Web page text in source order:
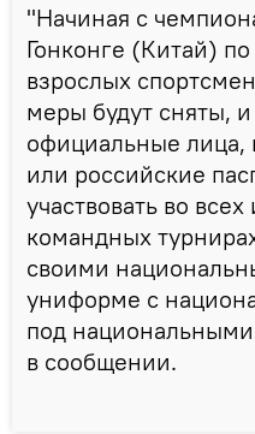
"Начиная с
Гонконге (Китай)
взрослых
меры будут сняты,
официальные
или российские
участвовать во
командных
своими
униформе с
под
в сообщении.